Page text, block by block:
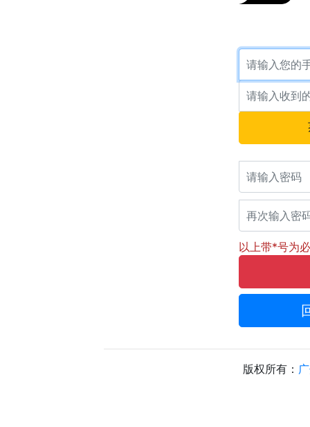
以上带*号为
版权所有：